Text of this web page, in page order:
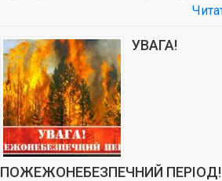
УВАГА!
ПОЖЕЖОНЕБЕЗПЕЧНИЙ ПЕРІОД!